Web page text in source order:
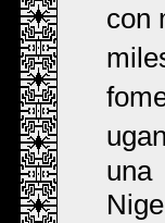
con
una